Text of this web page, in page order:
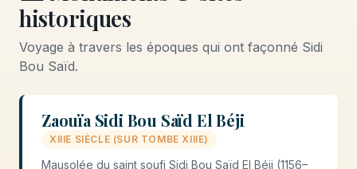
historiques
Voyage à travers les époques qui ont façonné Sidi
Bou Saïd.
Zaouïa Sidi Bou Saïd El Béji
XIIIE SIÈCLE (SUR TOMBE XIIIE)
Mausolée du saint soufi Sidi Bou Saïd El Béji (1156–